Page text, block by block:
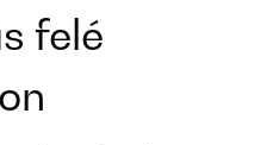
felé